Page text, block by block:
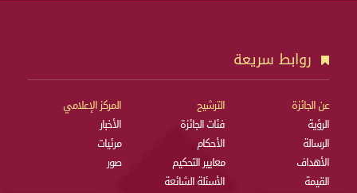
روابط سريعة
عن الجائزة
الرؤية
الرسالة
الأهداف
القيمة
الترشيح
فئات الجائزة
الأحكام
معايير التحكيم
الأسئلة الشائعة
المركز الإعلامي
الأخبار
مرئيات
صور